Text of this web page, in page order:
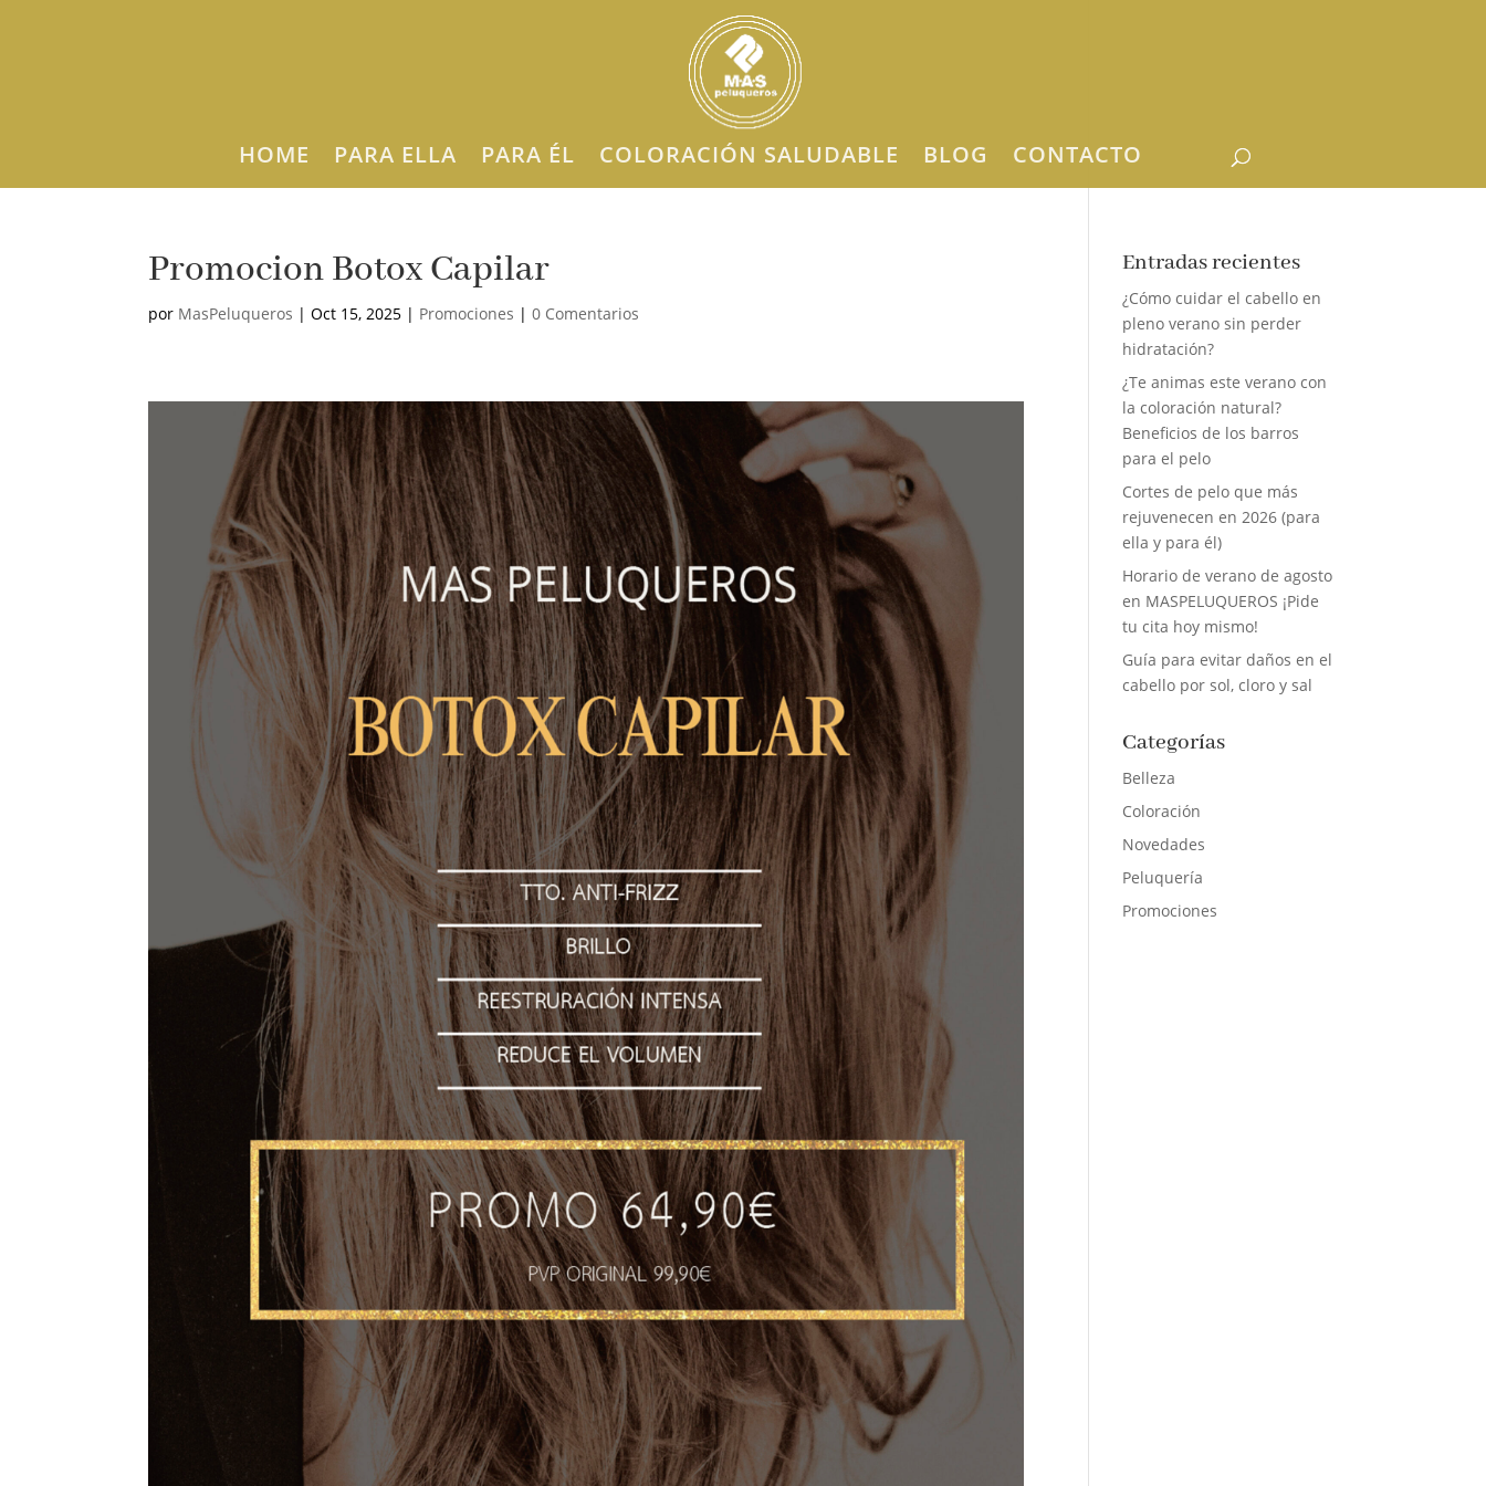
HOME PARA ELLA PARA ÉL COLORACIÓN SALUDABLE BLOG CONTACTO
Promocion Botox Capilar
por MasPeluqueros |Oct 15, 2025 | Promociones |0 Comentarios
Entradas recientes
¿Cómo cuidar el cabello en
pleno verano sin perder
hidratación?
¿Te animas este verano con
la coloración natural?
Beneficios de los barros
para el pelo
Cortes de pelo que más
rejuvenecen en 2026 (para
ella y para él)
Horario de verano de agosto
en MASPELUQUEROS ¡Pide
tu cita hoy mismo!
Guía para evitar daños en el
cabello por sol, cloro y sal
Categorías
Belleza
Coloración
Novedades
Peluquería
Promociones